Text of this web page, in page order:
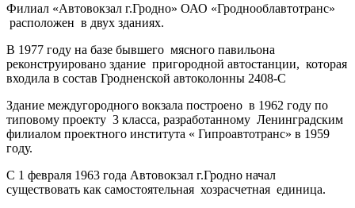
Филиал «Автовокзал г.Гродно» ОАО «Гроднооблавтотранс»
расположен в двух зданиях.
В 1977 году на базе бывшего мясного павильона
реконструировано здание пригородной автостанции, которая
входила в состав Гродненской автоколонны 2408-С
Здание междугородного вокзала построено в 1962 году по
типовому проекту 3 класса, разработанному Ленинградским
филиалом проектного института « Гипроавтотранс» в 1959
году.
С 1 февраля 1963 года Автовокзал г.Гродно начал
существовать как самостоятельная хозрасчетная единица.